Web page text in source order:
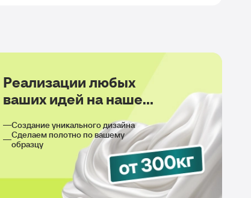
Реализации любых
ваших идей на нашем
Создание уникального дизайна
Сделаем полотно по вашему
образцу